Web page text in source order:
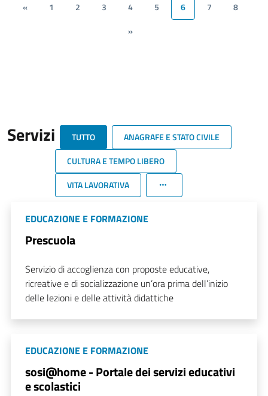
« 1 2 3 4 5 6 7
8
»
Servizi TUTTO
ANAGRAFE E STATO CIVILE
CULTURA E TEMPO LIBERO
VITA LAVORATIVA
EDUCAZIONE E FORMAZIONE
Prescuola
Servizio di accoglienza con proposte educative,
ricreative e di socializzazione un’ora prima dell’inizio
delle lezioni e delle attività didattiche
EDUCAZIONE E FORMAZIONE
sosi@home - Portale dei servizi educativi
e scolastici